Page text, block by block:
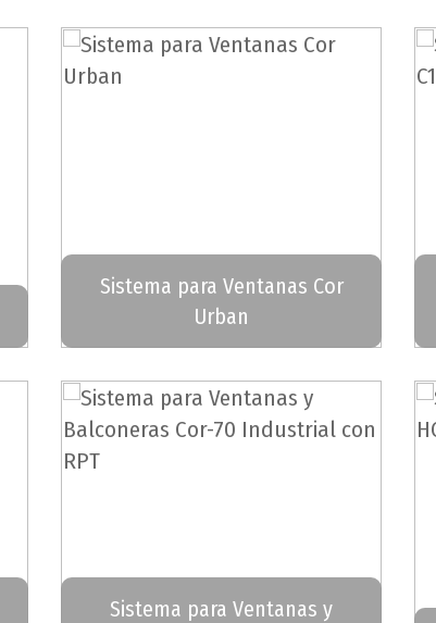
Sistema para Ventanas Cor
Urban
Sistema para Ventanas y